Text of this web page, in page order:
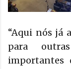
“Aqui nós já
para
importantes